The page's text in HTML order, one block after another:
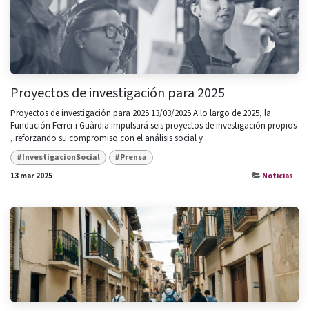
Proyectos de investigación para 2025
Proyectos de investigación para 2025 13/03/2025 A lo largo de 2025, la
Fundación Ferrer i Guàrdia impulsará seis proyectos de investigación propios
, reforzando su compromiso con el análisis social y ...
#InvestigacionSocial
#Prensa
13 mar 2025
Noticias